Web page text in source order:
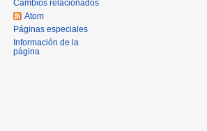
Cambios relacionados
Atom
Páginas especiales
Información de la
página